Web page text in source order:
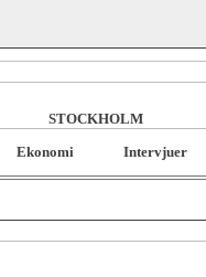
STOCKHOLM
Ekonomi Intervjuer